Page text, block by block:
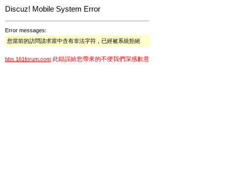
Discuz! Mobile System Error
Error messages:
您當前的訪問請求當中含有非法字符，已經被系統拒絕
bbs.161forum.com 此錯誤給您帶來的不便我們深感歉意